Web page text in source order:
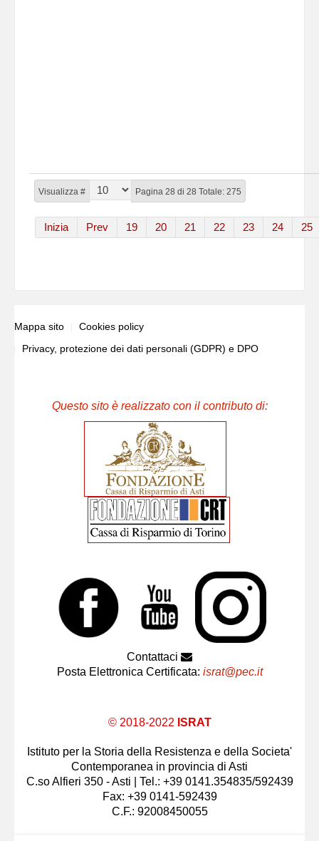
Visualizza # Pagina 28 di 28 Totale: 275
Inizia Prev 19 20 21 22 23 24 25
Mappa sito
Cookies policy
Privacy, protezione dei dati personali (GDPR) e DPO
Questo sito è realizzato con il contributo di:
Contattaci
Posta Elettronica Certificata: israt@pec.it
© 2018-2022 ISRAT
Istituto per la Storia della Resistenza e della Societa'
Contemporanea in provincia di Asti
C.so Alfieri 350 - Asti | Tel.: +39 0141.354835/592439
Fax: +39 0141-592439
C.F.: 92008450055